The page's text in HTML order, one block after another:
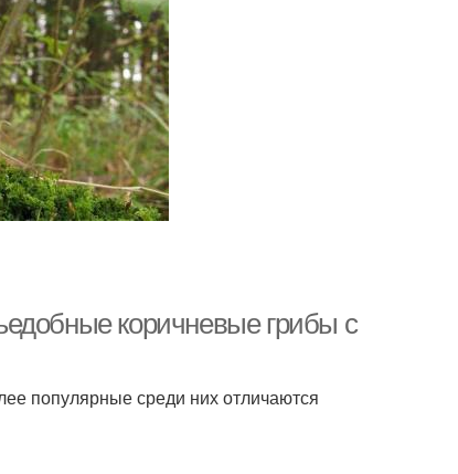
коричневые грибы с
популярные среди них отличаются